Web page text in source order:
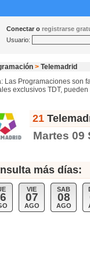
Conectar o registrarse
Usuario:
> Telemadrid
Las Programaciones son
exclusivos TDT,
21
Martes 09
más días:
VIE
07
AGO
SAB
08
AGO